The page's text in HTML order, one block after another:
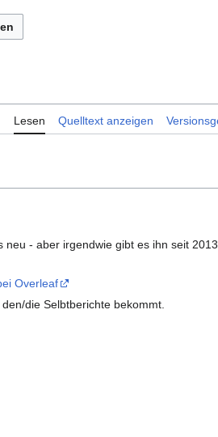
Lesen Quelltext anzeigen
neu - aber irgendwie gibt es ihn seit
Overleaf
die Selbtberichte bekommt.